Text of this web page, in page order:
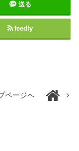
送る
feedly
ページへ